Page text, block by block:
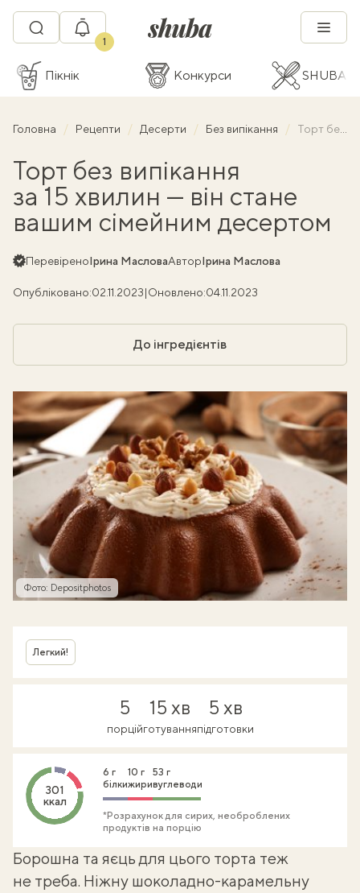
1
Пікнік Конкурси SHUBA
Головна Рецепти Десерти Без випікання Торт без випікання за 15 хвилин — він стане вашим сімейним десертом
Торт без випікання
за 15 хвилин — він стане
вашим сімейним десертом
ПеревіреноІрина МасловаАвторІрина Маслова
Опубліковано:02.11.2023|Оновлено:04.11.2023
До інгредієнтів
Фото: Depositphotos
Легкий!
5
порцій
15 хв
готування
5 хв
підготовки
301
ккал
6 г
білки
10 г
жири
53 г
вуглеводи
*Розрахунок для сирих, необроблених
продуктів на порцію
Борошна та яєць для цього торта теж
не треба. Ніжну шоколадно-карамельну